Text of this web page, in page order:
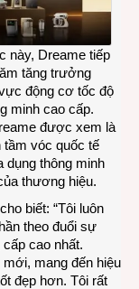
này, Dreame tiếp
tăng trưởng
động cơ tốc độ
minh cao cấp.
được xem là
vóc quốc tế
dụng thông minh
thương hiệu.
biết: “Tôi luôn
theo đuổi sự
cao nhất.
mang đến hiệu
đẹp hơn. Tôi rất